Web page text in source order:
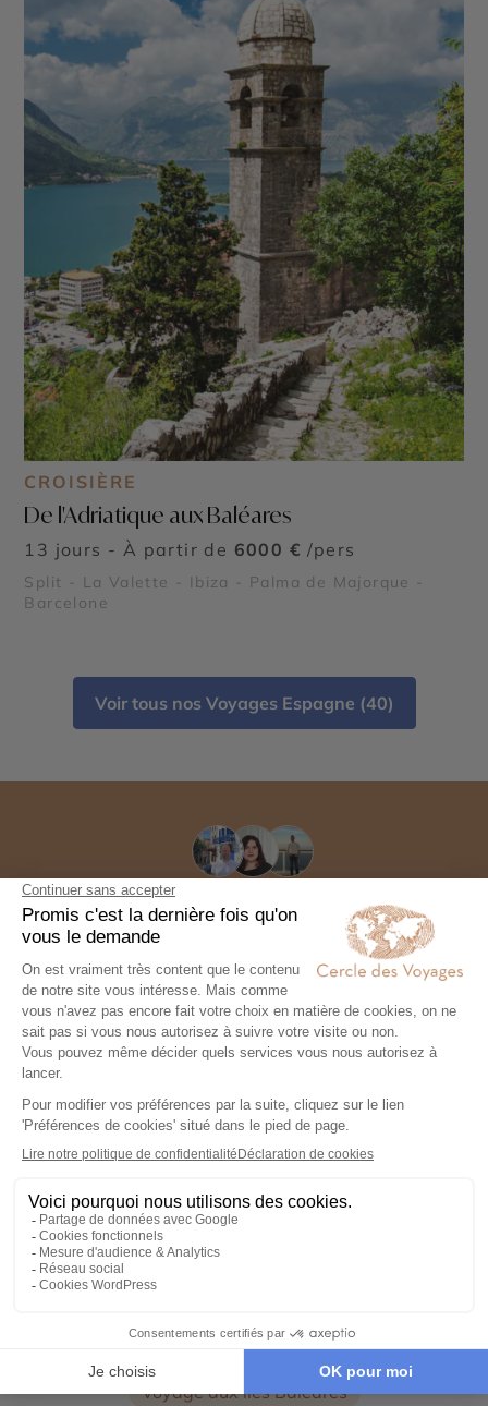
CROISIÈRE
De l'Adriatique aux Baléares
13 jours - À partir de 6000 € /pers
Split - La Valette - Ibiza - Palma de Majorque -
Barcelone
Voir tous nos Voyages Espagne (40)
Commencez à voyager
Nos conseillers experts conçoivent avec vous, un
voyage d'exception 100% personnalisé.
Voyage aux Canaries
Voyage aux îles Baléares